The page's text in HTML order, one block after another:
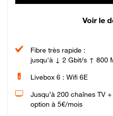
Voir le
Fibre très rapide :
jusqu'à ↓ 2 Gbit/s ↑ 800
Livebox 6 : Wifi 6E
Jusqu’à 200 chaînes TV
option à 5€/mois